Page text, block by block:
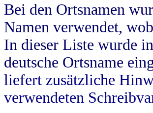
Bei den Ortsnamen
Namen verwendet,
In dieser Liste wurde
deutsche Ortsname
liefert zusätzliche
verwendeten